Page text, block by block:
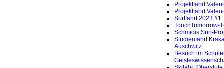
Projektfahrt
Projektfahrt
Surffahrt 2023 #1
TouchTomorrow-
Schmidis Sun-
Studienfahrt
Auschwitz
Besuch im